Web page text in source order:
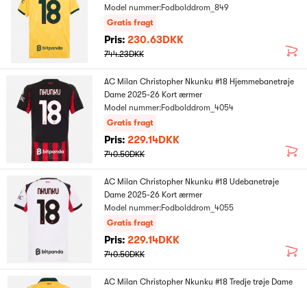
Model nummer:Fodbolddrom_849
Gratis fragt
Pris: 230.63DKK
744.23DKK
AC Milan Christopher Nkunku #18 Hjemmebanetrøje
Dame 2025-26 Kort ærmer
Model nummer:Fodbolddrom_4054
Gratis fragt
Pris: 229.14DKK
740.50DKK
AC Milan Christopher Nkunku #18 Udebanetrøje
Dame 2025-26 Kort ærmer
Model nummer:Fodbolddrom_4055
Gratis fragt
Pris: 229.14DKK
740.50DKK
AC Milan Christopher Nkunku #18 Tredje trøje Dame